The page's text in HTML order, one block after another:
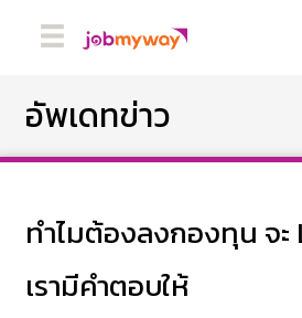
อัพเดทข่าว
ทำไมต้องลงกองทุน จะ
เรามีคำตอบให้